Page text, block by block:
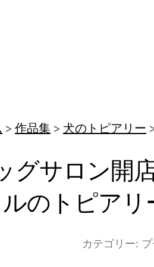
作品集 犬のトピアリー
グサロン開
ルのトピアリ
カテゴリー: